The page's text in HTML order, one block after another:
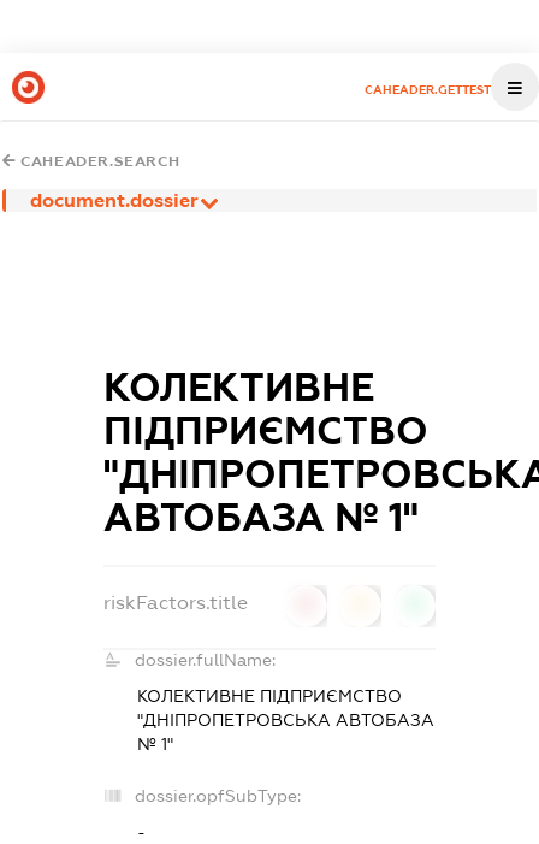
CAHEADER.GETTEST
CAHEADER.SEARCH
document.dossier
КОЛЕКТИВНЕ
ПІДПРИЄМСТВО
АВТОБАЗА № 1"
riskFactors.title
dossier.fullName:
КОЛЕКТИВНЕ ПІДПРИЄМСТВО
"ДНІПРОПЕТРОВСЬКА АВТОБАЗА
№ 1"
dossier.opfSubType:
-